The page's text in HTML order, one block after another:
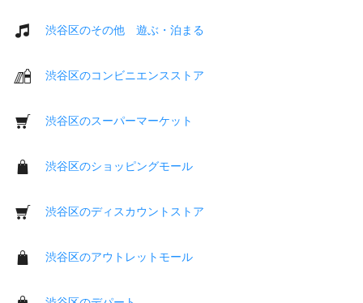
渋谷区のその他 遊ぶ・泊まる
渋谷区のコンビニエンスストア
渋谷区のスーパーマーケット
渋谷区のショッピングモール
渋谷区のディスカウントストア
渋谷区のアウトレットモール